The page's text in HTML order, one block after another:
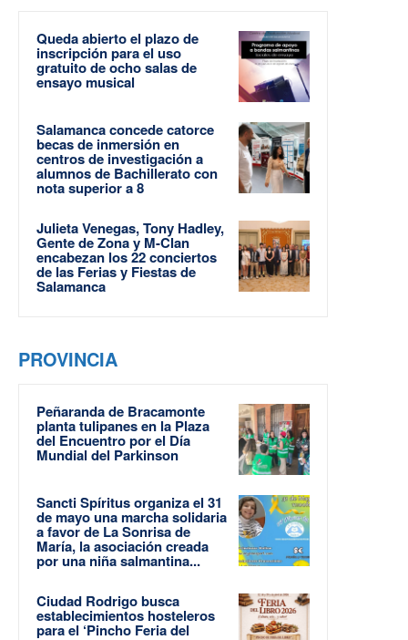
Queda abierto el plazo de
inscripción para el uso
gratuito de ocho salas de
ensayo musical
Salamanca concede catorce
becas de inmersión en
centros de investigación a
alumnos de Bachillerato con
nota superior a 8
Julieta Venegas, Tony Hadley,
Gente de Zona y M-Clan
encabezan los 22 conciertos
de las Ferias y Fiestas de
Salamanca
PROVINCIA
Peñaranda de Bracamonte
planta tulipanes en la Plaza
del Encuentro por el Día
Mundial del Parkinson
Sancti Spíritus organiza el 31
de mayo una marcha solidaria
a favor de La Sonrisa de
María, la asociación creada
por una niña salmantina...
Ciudad Rodrigo busca
establecimientos hosteleros
para el ‘Pincho Feria del